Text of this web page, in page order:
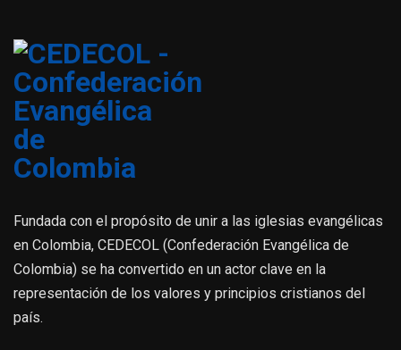
Fundada con el propósito de unir a las iglesias evangélicas
en Colombia, CEDECOL (Confederación Evangélica de
Colombia) se ha convertido en un actor clave en la
representación de los valores y principios cristianos del
país.